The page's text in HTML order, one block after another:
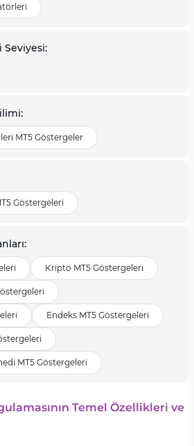
Seviyesi:
:
MT5 Göstergeler
Göstergeleri
:
Kripto MT5 Göstergeleri
Endeks MT5 Göstergeleri
MT5 Göstergeleri
Temel Özellikleri ve